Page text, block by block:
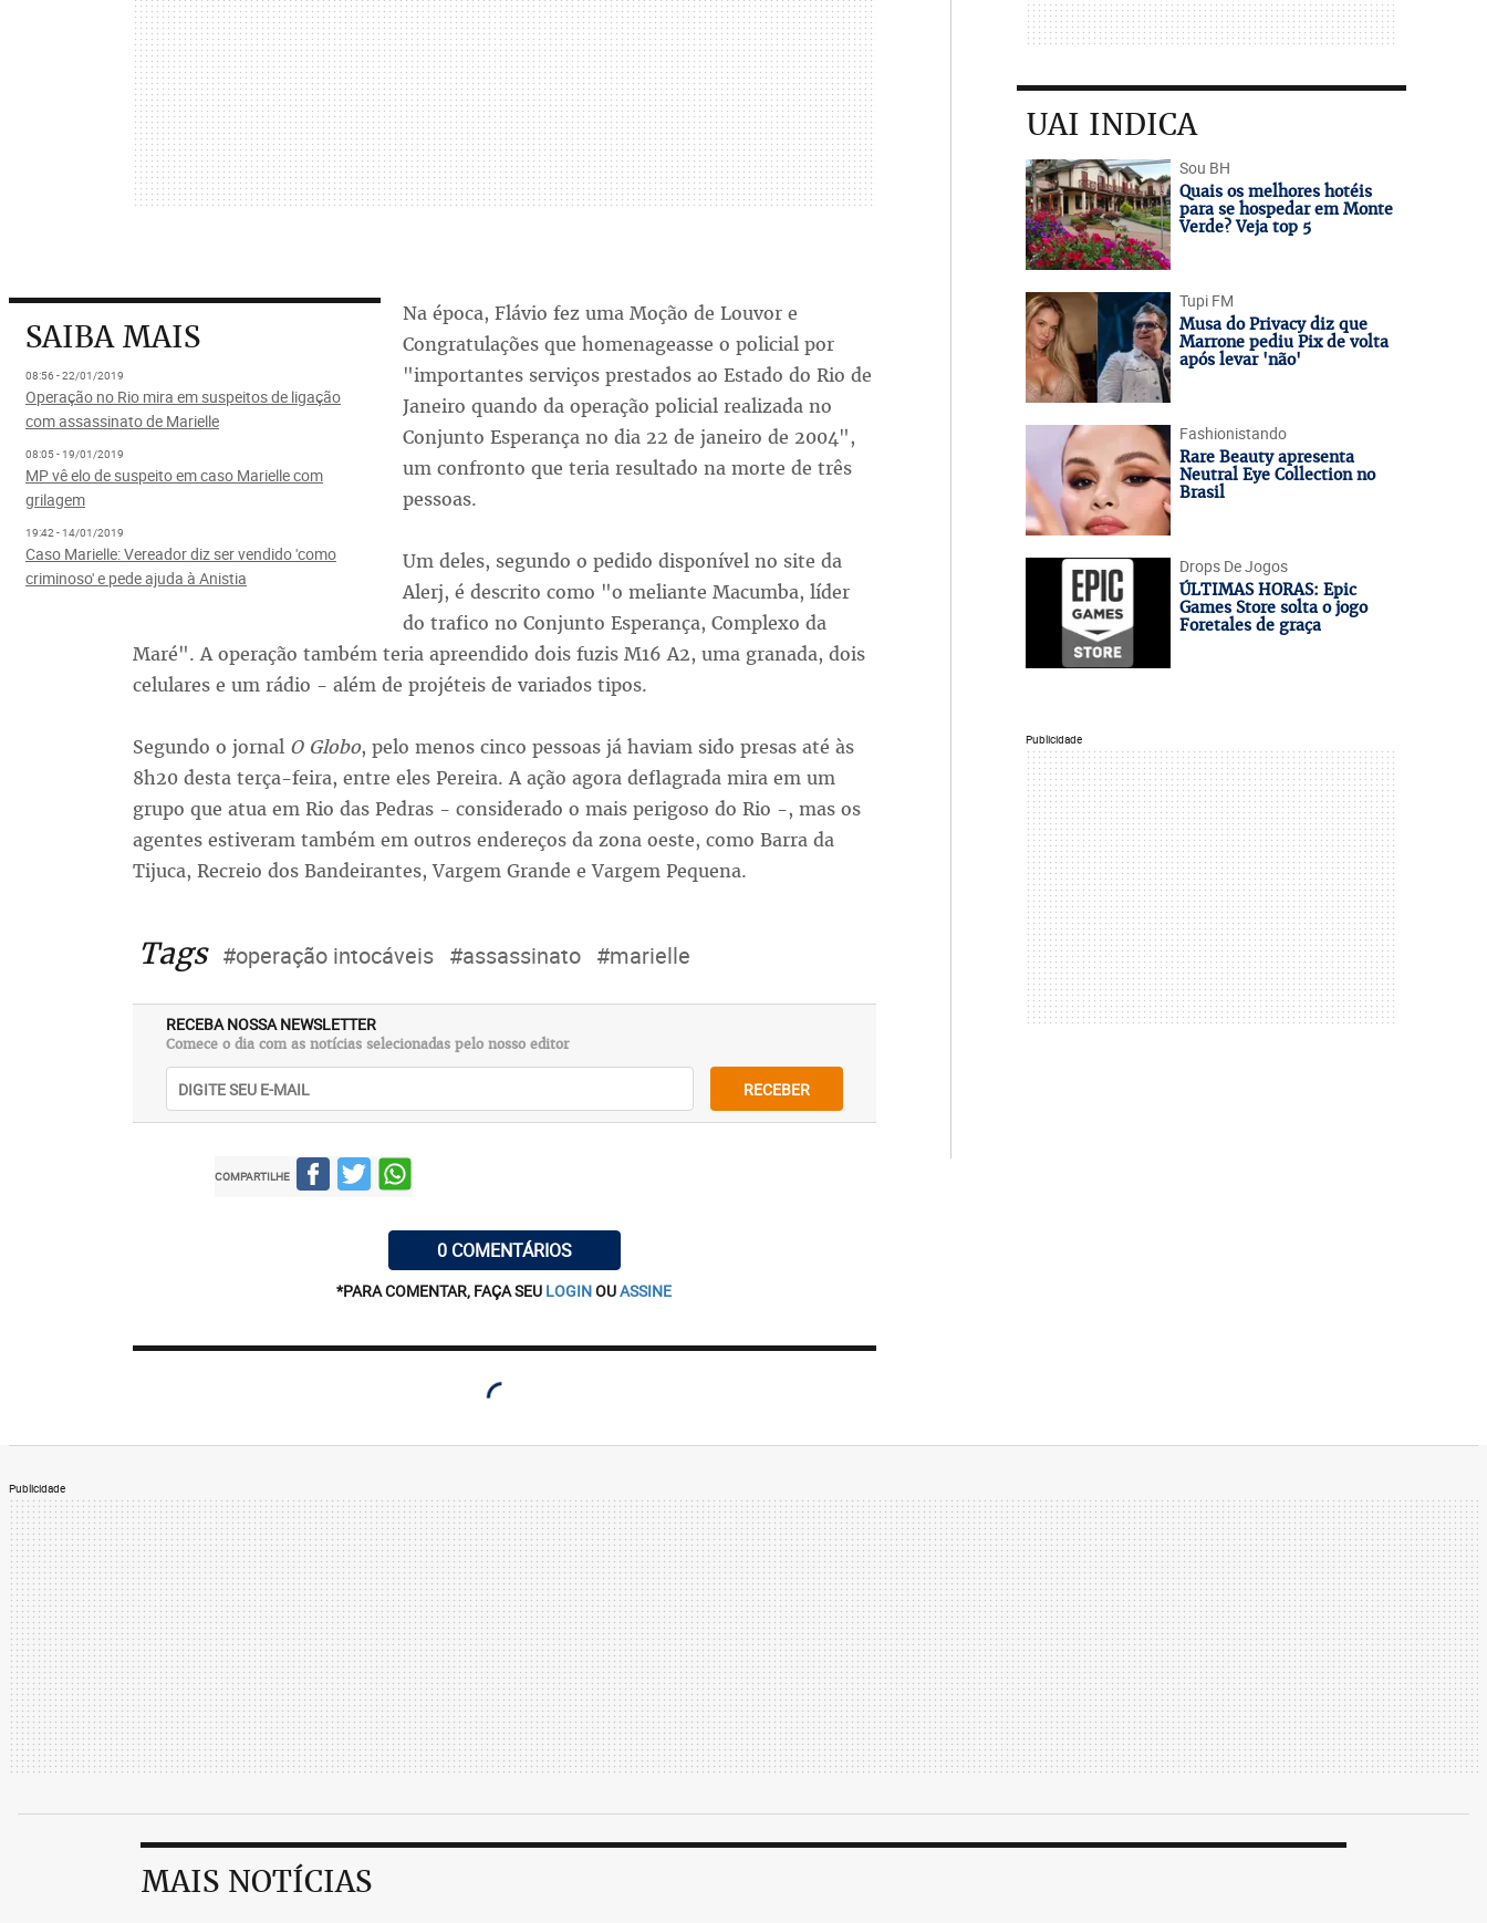
SAIBA MAIS
08:56 - 22/01/2019
Operação no Rio mira em suspeitos de ligação
com assassinato de Marielle
08:05 - 19/01/2019
MP vê elo de suspeito em caso Marielle com
grilagem
19:42 - 14/01/2019
Caso Marielle: Vereador diz ser vendido 'como
criminoso' e pede ajuda à Anistia
Na época, Flávio fez uma Moção de Louvor e
Congratulações que homenageasse o policial por
"importantes serviços prestados ao Estado do Rio de
Janeiro quando da operação policial realizada no
Conjunto Esperança no dia 22 de janeiro de 2004",
um confronto que teria resultado na morte de três
pessoas.
Um deles, segundo o pedido disponível no site da
Alerj, é descrito como "o meliante Macumba, líder
do trafico no Conjunto Esperança, Complexo da
Maré". A operação também teria apreendido dois fuzis M16 A2, uma granada, dois
celulares e um rádio - além de projéteis de variados tipos.
Segundo o jornal O Globo, pelo menos cinco pessoas já haviam sido presas até às
8h20 desta terça-feira, entre eles Pereira. A ação agora deflagrada mira em um
grupo que atua em Rio das Pedras - considerado o mais perigoso do Rio -, mas os
agentes estiveram também em outros endereços da zona oeste, como Barra da
Tijuca, Recreio dos Bandeirantes, Vargem Grande e Vargem Pequena.
Tags #operação intocáveis #assassinato #marielle
RECEBA NOSSA NEWSLETTER
Comece o dia com as notícias selecionadas pelo nosso editor
RECEBER
COMPARTILHE
0 COMENTÁRIOS
*PARA COMENTAR, FAÇA SEU LOGINOUASSINE
UAI INDICA
Sou BH
Quais os melhores hotéis
para se hospedar em Monte
Verde? Veja top 5
Tupi FM
Musa do Privacy diz que
Marrone pediu Pix de volta
após levar 'não'
Fashionistando
Rare Beauty apresenta
Neutral Eye Collection no
Brasil
Drops De Jogos
ÚLTIMAS HORAS: Epic
Games Store solta o jogo
Foretales de graça
Publicidade
Publicidade
MAIS NOTÍCIAS